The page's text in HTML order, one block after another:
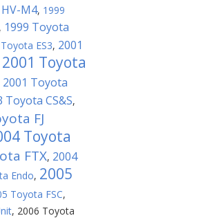
M4, 1999
, 1999 Toyota
ES3, 2001
2001 Toyota
2001 Toyota
Toyota CS&S,
FJ
Toyota
FTX, 2004
Endo, 2005
Toyota FSC,
, 2006 Toyota